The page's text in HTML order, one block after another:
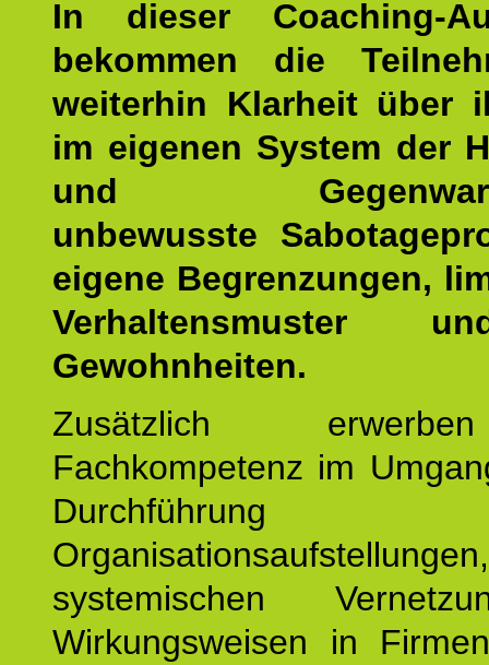
In dieser Coaching-
bekommen die
weiterhin Klarheit über
im eigenen System der
und
unbewusste
eigene Begrenzungen,
Verhaltensmuster
Gewohnheiten.
Zusätzlich
Fachkompetenz im
systemischen
Wirkungsweisen in